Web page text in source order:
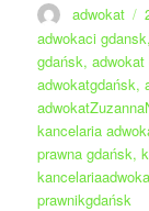
Autor
adwokat
adwokaci gdansk
gdańsk,
adwokatgdańsk,
kancelaria
prawna gdańsk,
prawnikgdańsk